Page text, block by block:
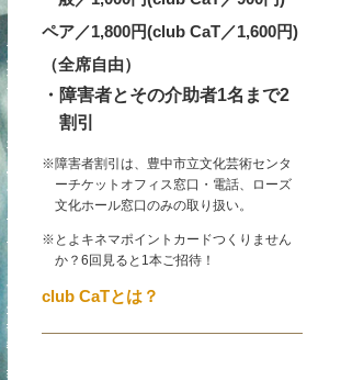
ペア／1,800円(club CaT／1,600円)
（全席自由）
・障害者とその介助者1名まで2
割引
※障害者割引は、豊中市立文化芸術センタ
ーチケットオフィス窓口・電話、ローズ
文化ホール窓口のみの取り扱い。
※とよキネマポイントカードつくりません
か？6回見ると1本ご招待！
club CaTとは？